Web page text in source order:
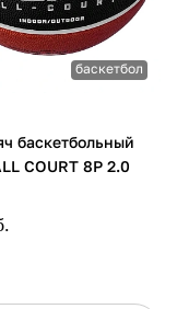
баскетбол
баскетбольный
COURT 8P 2.0